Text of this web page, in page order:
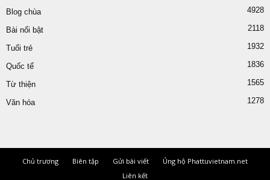
Blog chùa 4928
Bài nổi bật 2118
Tuổi trẻ 1932
Quốc tế 1836
Từ thiện 1565
Văn hóa 1278
Chủ trương Biên tập Gửi bài viết
Ủng hộ Phattuvietnam.net
Liên kết